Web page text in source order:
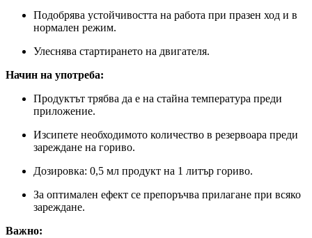
Подобрява устойчивостта на работа при празен ход и в
нормален режим.
Улеснява стартирането на двигателя.
Начин на употреба:
Продуктът трябва да е на стайна температура преди
приложение.
Изсипете необходимото количество в резервоара преди
зареждане на гориво.
Дозировка: 0,5 мл продукт на 1 литър гориво.
За оптимален ефект се препоръчва прилагане при всяко
зареждане.
Важно: